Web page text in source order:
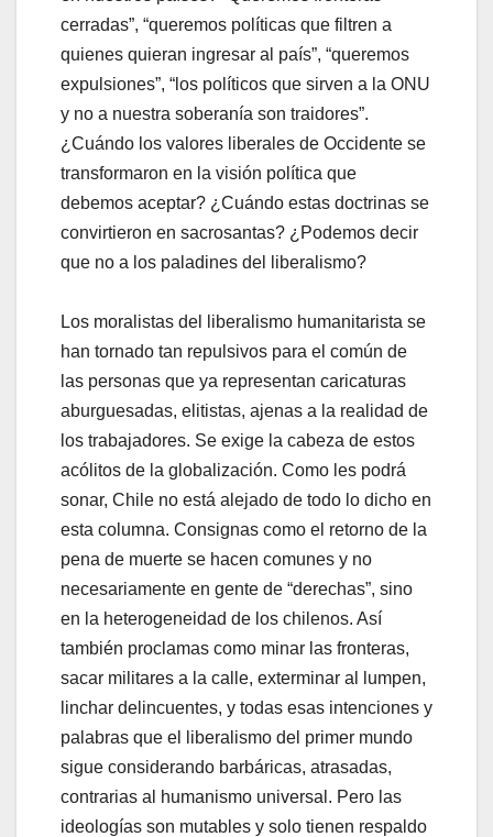
cerradas”, “queremos políticas que filtren a
quienes quieran ingresar al país”, “queremos
expulsiones”, “los políticos que sirven a la ONU
y no a nuestra soberanía son traidores”.
¿Cuándo los valores liberales de Occidente se
transformaron en la visión política que
debemos aceptar? ¿Cuándo estas doctrinas se
convirtieron en sacrosantas? ¿Podemos decir
que no a los paladines del liberalismo?
Los moralistas del liberalismo humanitarista se
han tornado tan repulsivos para el común de
las personas que ya representan caricaturas
aburguesadas, elitistas, ajenas a la realidad de
los trabajadores. Se exige la cabeza de estos
acólitos de la globalización. Como les podrá
sonar, Chile no está alejado de todo lo dicho en
esta columna. Consignas como el retorno de la
pena de muerte se hacen comunes y no
necesariamente en gente de “derechas”, sino
en la heterogeneidad de los chilenos. Así
también proclamas como minar las fronteras,
sacar militares a la calle, exterminar al lumpen,
linchar delincuentes, y todas esas intenciones y
palabras que el liberalismo del primer mundo
sigue considerando barbáricas, atrasadas,
contrarias al humanismo universal. Pero las
ideologías son mutables y solo tienen respaldo